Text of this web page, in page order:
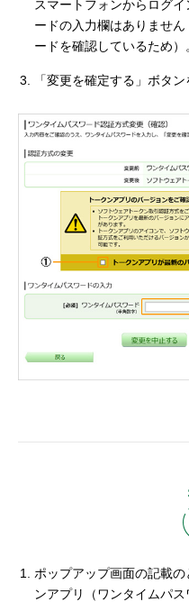
スマートフォンからログ
ードの入力欄はありませ
ードを確認しているため）
「変更を確定する」ボタ
ポップアップ画面の記載
ンアプリ（ワンタイムパ